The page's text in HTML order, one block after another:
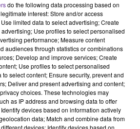
do the following data processing based on
interest: Store and/or access
limited data to select advertising; Create
Use profiles to select personalised
performance; Measure content
audiences through statistics or combinations
Develop and improve services; Create
Use profiles to select personalised
select content; Ensure security, prevent and
Deliver and present advertising and content;
choices. These technologies may
as IP address and browsing data to offer
devices based on information actively
data; Match and combine data from
devices; Identify devices based on